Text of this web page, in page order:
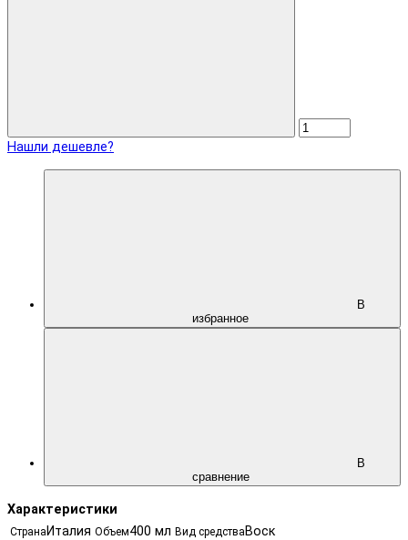
Нашли дешевле?
В
избранное
В
сравнение
Характеристики
Страна Италия Объем400 мл Вид средства Воск